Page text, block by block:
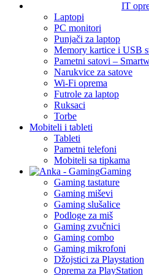
IT
Laptopi
PC monitori
Punjači za laptop
Memory kartice i USB
Pametni satovi –
Narukvice za satove
Wi-Fi oprema
Futrole za laptop
Ruksaci
Torbe
Mobiteli i tableti
Tableti
Pametni telefoni
Mobiteli sa tipkama
Gaming
Gaming tastature
Gaming miševi
Gaming slušalice
Podloge za miš
Gaming zvučnici
Gaming combo
Gaming mikrofoni
Džojstici za Playstation
Oprema za PlayStation